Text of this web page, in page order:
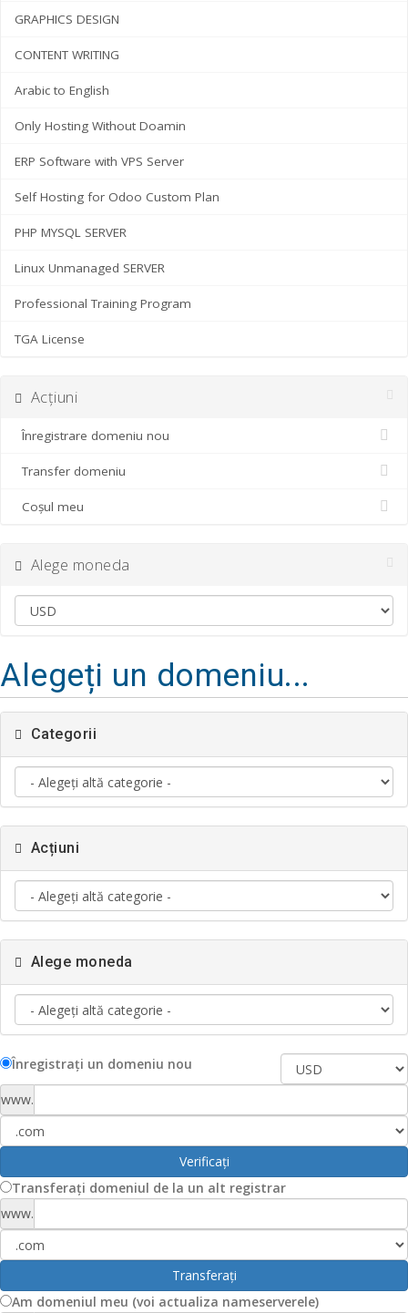
GRAPHICS DESIGN
CONTENT WRITING
Arabic to English
Only Hosting Without Doamin
ERP Software with VPS Server
Self Hosting for Odoo Custom Plan
PHP MYSQL SERVER
Linux Unmanaged SERVER
Professional Training Program
TGA License
Acțiuni
Înregistrare domeniu nou
Transfer domeniu
Coșul meu
Alege moneda
Alegeți un domeniu...
Categorii
Acțiuni
Alege moneda
Înregistrați un domeniu nou
www.
Verificați
Transferați domeniul de la un alt registrar
www.
Transferați
Am domeniul meu (voi actualiza nameserverele)